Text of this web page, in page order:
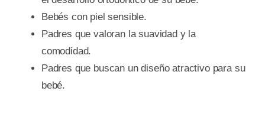
Bebés con piel sensible.
Padres que valoran la suavidad y la
comodidad.
Padres que buscan un diseño atractivo para su
bebé.